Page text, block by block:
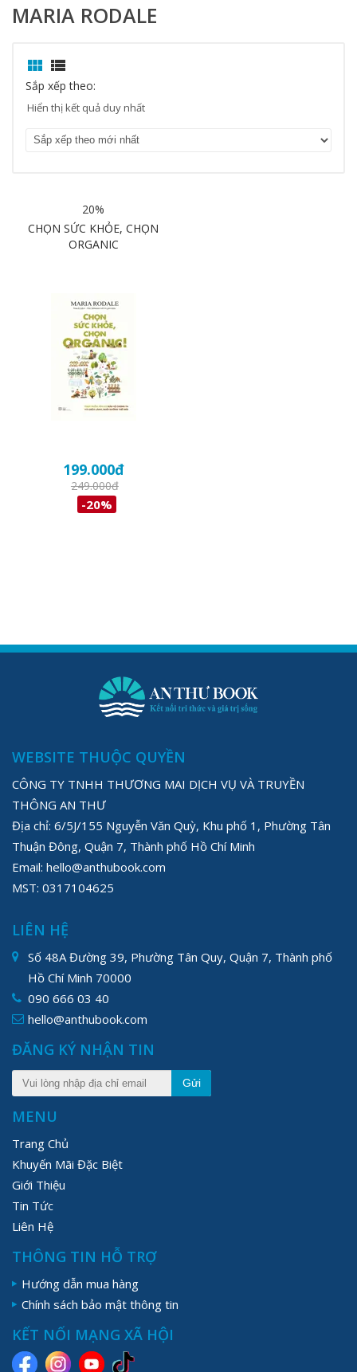
MARIA RODALE
 
Sắp xếp theo:
Hiển thị kết quả duy nhất
20%
CHỌN SỨC KHỎE, CHỌN
ORGANIC
199.000đ
249.000đ
-20%
WEBSITE THUỘC QUYỀN
CÔNG TY TNHH THƯƠNG MAI DỊCH VỤ VÀ TRUYỀN
THÔNG AN THƯ
Địa chỉ: 6/5J/155 Nguyễn Văn Quỳ, Khu phố 1, Phường Tân
Thuận Đông, Quận 7, Thành phố Hồ Chí Minh
Email: hello@anthubook.com
MST: 0317104625
LIÊN HỆ
Số 48A Đường 39, Phường Tân Quy, Quận 7, Thành phố
Hồ Chí Minh 70000
090 666 03 40
hello@anthubook.com
ĐĂNG KÝ NHẬN TIN
Gửi
MENU
Trang Chủ
Khuyến Mãi Đặc Biệt
Giới Thiệu
Tin Tức
Liên Hệ
THÔNG TIN HỖ TRỢ
Hướng dẫn mua hàng
Chính sách bảo mật thông tin
KẾT NỐI MẠNG XÃ HỘI